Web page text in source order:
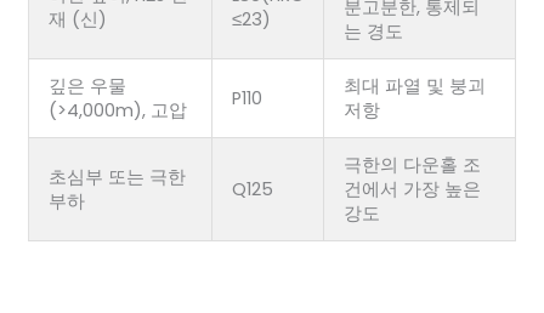
재 (신)
≤23)
분고분한, 통제되
는 경도
깊은 우물
(>4,000m), 고압
P110
최대 파열 및 붕괴
저항
초심부 또는 극한
부하
Q125
극한의 다운홀 조
건에서 가장 높은
강도